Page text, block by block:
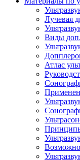
Лучевая
Виды
Атлас
Принципы